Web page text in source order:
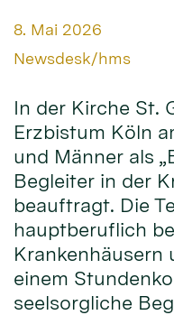
Datum:
8. Mai 2026
Von:
Newsdesk/hms
In der Kirche St.
Erzbistum Köln
und Männer als
Begleiter in der
beauftragt. Die
hauptberuflich
einem
seelsorgliche